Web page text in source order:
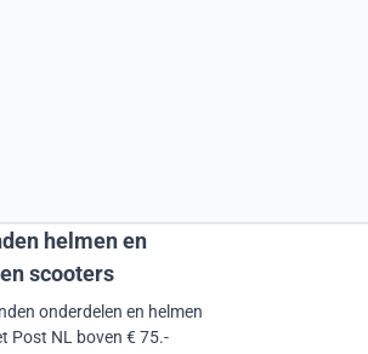
helmen en
scooters
onderdelen en helmen
Post NL boven € 75.-